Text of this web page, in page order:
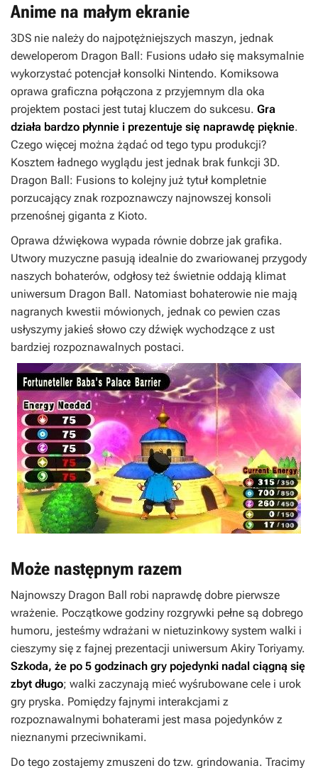
Anime na małym ekranie
3DS nie należy do najpotężniejszych maszyn, jednak
deweloperom Dragon Ball: Fusions udało się maksymalnie
wykorzystać potencjał konsolki Nintendo. Komiksowa
oprawa graficzna połączona z przyjemnym dla oka
projektem postaci jest tutaj kluczem do sukcesu. Gra
działa bardzo płynnie i prezentuje się naprawdę pięknie.
Czego więcej można żądać od tego typu produkcji?
Kosztem ładnego wyglądu jest jednak brak funkcji 3D.
Dragon Ball: Fusions to kolejny już tytuł kompletnie
porzucający znak rozpoznawczy najnowszej konsoli
przenośnej giganta z Kioto.
Oprawa dźwiękowa wypada równie dobrze jak grafika.
Utwory muzyczne pasują idealnie do zwariowanej przygody
naszych bohaterów, odgłosy też świetnie oddają klimat
uniwersum Dragon Ball. Natomiast bohaterowie nie mają
nagranych kwestii mówionych, jednak co pewien czas
usłyszymy jakieś słowo czy dźwięk wychodzące z ust
bardziej rozpoznawalnych postaci.
Może następnym razem
Najnowszy Dragon Ball robi naprawdę dobre pierwsze
wrażenie. Początkowe godziny rozgrywki pełne są dobrego
humoru, jesteśmy wdrażani w nietuzinkowy system walki i
cieszymy się z fajnej prezentacji uniwersum Akiry Toriyamy.
Szkoda, że po 5 godzinach gry pojedynki nadal ciągną się
zbyt długo; walki zaczynają mieć wyśrubowane cele i urok
gry pryska. Pomiędzy fajnymi interakcjami z
rozpoznawalnymi bohaterami jest masa pojedynków z
nieznanymi przeciwnikami.
Do tego zostajemy zmuszeni do tzw. grindowania. Tracimy